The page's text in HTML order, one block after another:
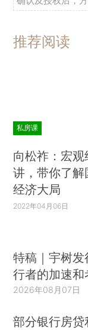
推荐阅读
私房课
向松祚：宏观
讲，带你了解
经济大局
2022年04月06日
特稿｜宇树
行者的加速和
2026年08月07日
部分银行房贷